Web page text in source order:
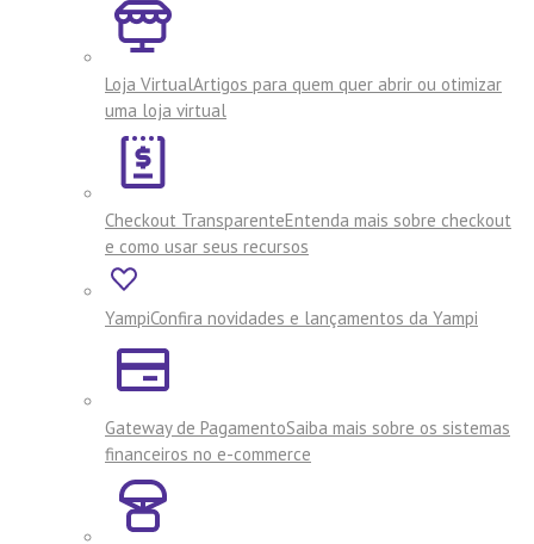
Loja VirtualArtigos para quem quer abrir ou otimizar
uma loja virtual
Checkout TransparenteEntenda mais sobre checkout
e como usar seus recursos
YampiConfira novidades e lançamentos da Yampi
Gateway de PagamentoSaiba mais sobre os sistemas
financeiros no e-commerce